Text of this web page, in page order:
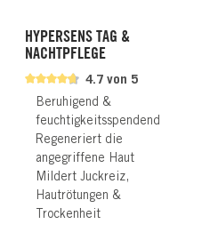
4.7 von 5
HYPERSENS TAG &
NACHTPFLEGE
Beruhigend &
feuchtigkeitsspendend
Regeneriert die
angegriffene Haut
Mildert Juckreiz,
Hautrötungen &
Trockenheit